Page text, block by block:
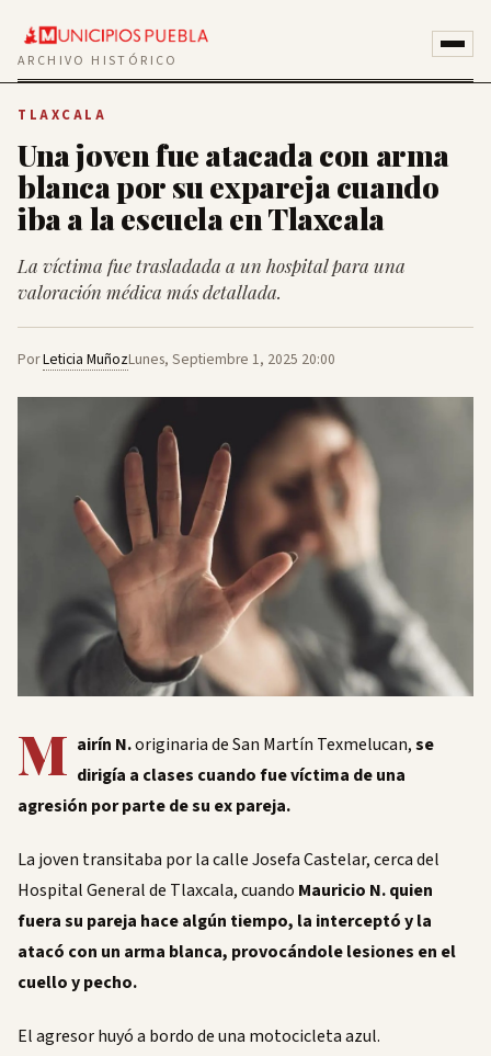
ARCHIVO HISTÓRICO
TLAXCALA
Una joven fue atacada con arma
blanca por su expareja cuando
iba a la escuela en Tlaxcala
La víctima fue trasladada a un hospital para una
valoración médica más detallada.
PorLeticia MuñozLunes, Septiembre 1, 2025 20:00
M airín N.originaria de San Martín Texmelucan,se
dirigía a clases cuando fue víctima de una
agresión por parte de su ex pareja.
La joven transitaba por la calle Josefa Castelar, cerca del
Hospital General de Tlaxcala, cuando Mauricio N. quien
fuera su pareja hace algún tiempo, la interceptó y la
atacó con un arma blanca, provocándole lesiones en el
cuello y pecho.
El agresor huyó a bordo de una motocicleta azul.